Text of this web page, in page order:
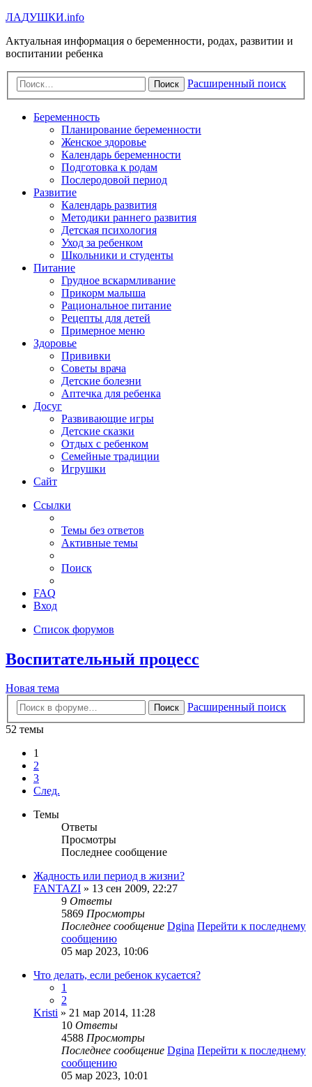
ЛАДУШКИ.info
Актуальная информация о беременности, родах, развитии и
воспитании ребенка
Поиск Расширенный поиск
Беременность
Планирование беременности
Женское здоровье
Календарь беременности
Подготовка к родам
Послеродовой период
Развитие
Календарь развития
Методики раннего развития
Детская психология
Уход за ребенком
Школьники и студенты
Питание
Грудное вскармливание
Прикорм малыша
Рациональное питание
Рецепты для детей
Примерное меню
Здоровье
Прививки
Советы врача
Детские болезни
Аптечка для ребенка
Досуг
Развивающие игры
Детские сказки
Отдых с ребенком
Семейные традиции
Игрушки
Сайт
Ссылки
Темы без ответов
Активные темы
Поиск
FAQ
Вход
Список форумов
Воспитательный процесс
Новая тема
Поиск
Расширенный поиск
52 темы
1
2
3
След.
Темы
Ответы
Просмотры
Последнее сообщение
Жадность или период в жизни?
FANTAZI » 13 сен 2009, 22:27
9 Ответы
5869 Просмотры
Последнее сообщение Dgina Перейти к последнему
сообщению
05 мар 2023, 10:06
Что делать, если ребенок кусается?
1
2
Kristi » 21 мар 2014, 11:28
10 Ответы
4588 Просмотры
Последнее сообщение Dgina Перейти к последнему
сообщению
05 мар 2023, 10:01